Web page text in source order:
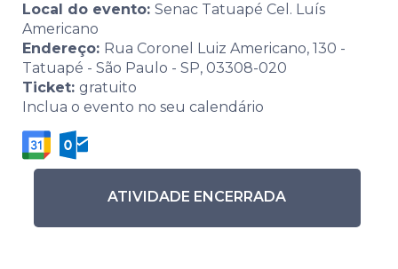
Local do evento: Senac Tatuapé Cel. Luís
Americano
Endereço: Rua Coronel Luiz Americano, 130 -
Tatuapé - São Paulo - SP, 03308-020
Ticket: gratuito
Inclua o evento no seu calendário
ATIVIDADE ENCERRADA